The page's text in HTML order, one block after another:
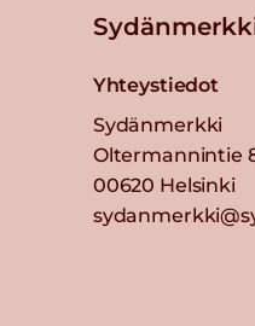
Yhteystiedot
Sydänmerkki
Oltermannintie
00620 Helsinki